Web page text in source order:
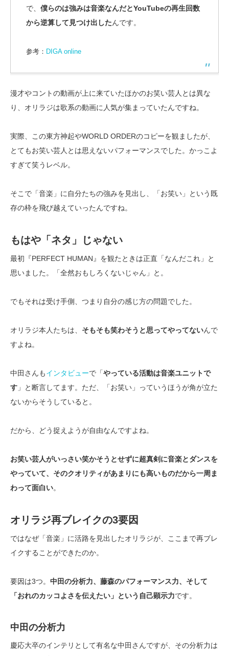
で、 僕らのは強みは音楽なんだとYouTubeの再生回数
から逆算して見つけ出したんです。
参考： DIGA online
漫才やコントの動画が上に来ていたほかのお笑い芸人とは異な
り、オリラジは歌系の動画に人気が集まっていたんですね。
実際、この東方神起やWORLD ORDERのコピーを観ましたが、
とてもお笑い芸人とは思えないパフォーマンスでした。かっこよ
すぎて笑うレベル。
そこで「音楽」に自分たちの強みを見出し、「お笑い」という既
存の枠を飛び越えていったんですね。
もはや「ネタ」じゃない
最初『PERFECT HUMAN』を観たときは正直「なんだこれ」と
思いました。「全然おもしろくないじゃん」と。
でもそれは受け手側、つまり自分の感じ方の問題でした。
オリラジ本人たちは、 そもそも笑わそうと思ってやってないんで
すよね。
中田さんもインタビューで「やっている活動は音楽ユニットで
す 」と断言してます。ただ、「お笑い」っていうほうが角が立た
ないからそうしていると。
だから、どう捉えようが自由なんですよね。
お笑い芸人がいっさい笑かそうとせずに超真剣に音楽とダンスを
やっていて、そのクオリティがあまりにも高いものだから一周ま
わって面白い。
オリラジ再ブレイクの3要因
ではなぜ「音楽」に活路を見出したオリラジが、ここまで再ブレ
イクすることができたのか。
要因は3つ。 中田の分析力、藤森のパフォーマンス力、そして
「おれのカッコよさを伝えたい」という自己顕示力です。
中田の分析力
慶応大卒のインテリとして有名な中田さんですが、その分析力は